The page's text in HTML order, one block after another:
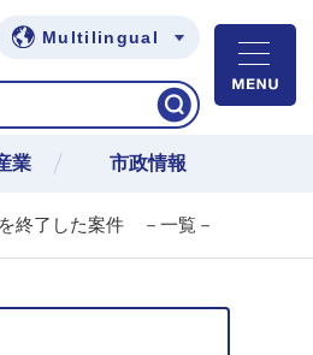
Multilingual
業 市政情報
終了した案件 －一覧－